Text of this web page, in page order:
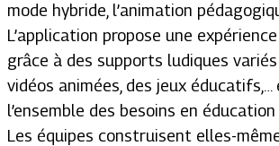
mode hybride, l’animation
L’application propose une
grâce à des supports ludiques
vidéos animées, des jeux éducatifs,…
l’ensemble des besoins en
Les équipes construisent elles-